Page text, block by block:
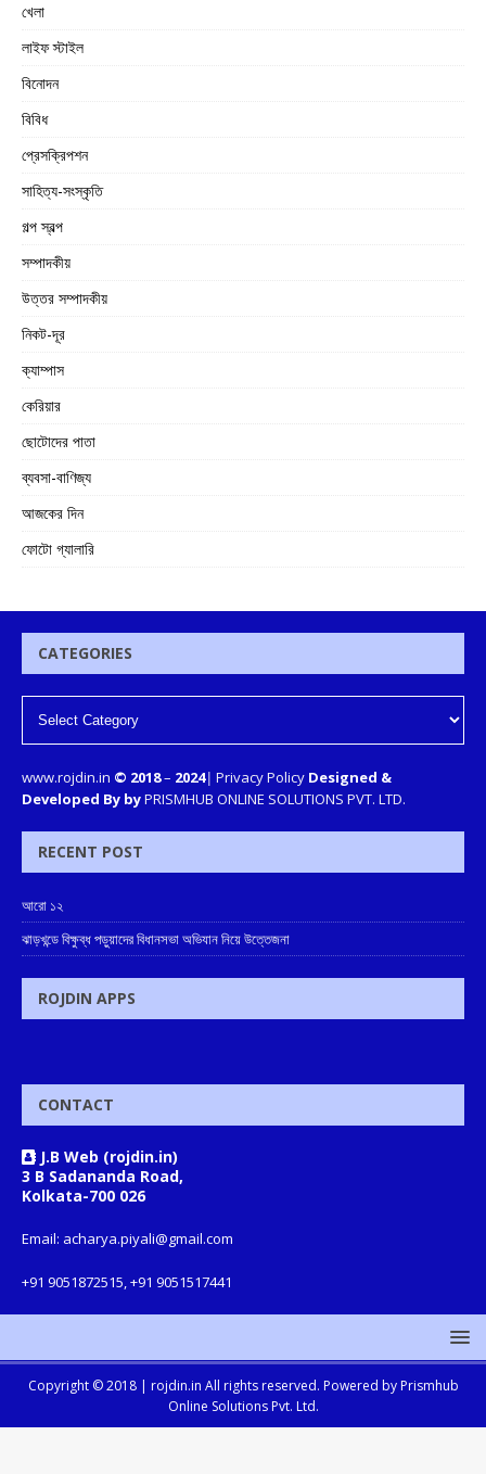
খেলা
লাইফ স্টাইল
বিনোদন
বিবিধ
প্রেসক্রিপশন
সাহিত্য-সংস্কৃতি
গল্প স্বল্প
সম্পাদকীয়
উত্তর সম্পাদকীয়
নিকট-দূর
ক্যাম্পাস
কেরিয়ার
ছোটোদের পাতা
ব্যবসা-বাণিজ্য
আজকের দিন
ফোটো গ্যালারি
CATEGORIES
www.rojdin.in © 2018– 2024| Privacy Policy Designed &
Developed By byPRISMHUB ONLINE SOLUTIONS PVT. LTD.
RECENT POST
আরো ১২
ঝাড়খন্ডে বিক্ষুব্ধ পড়ুয়াদের বিধানসভা অভিযান নিয়ে উত্তেজনা
ROJDIN APPS
CONTACT
J.B Web (rojdin.in)
3 B Sadananda Road,
Kolkata-700 026
Email: acharya.piyali@gmail.com
+91 9051872515, +91 9051517441
Copyright © 2018 | rojdin.in All rights reserved. Powered by Prismhub
Online Solutions Pvt. Ltd.